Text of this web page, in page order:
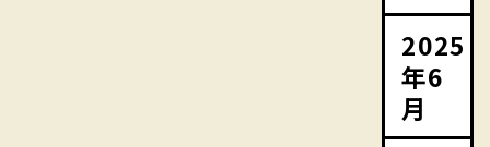
2025
年6
月